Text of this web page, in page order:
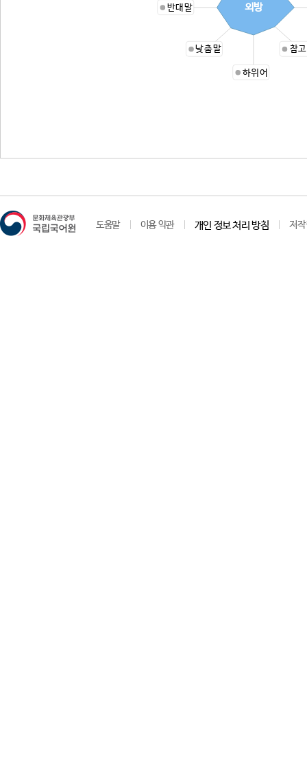
참
하위어
낮춤말
반대말 외방
도움말 이용 약관 개인 정보 처리 방침 저